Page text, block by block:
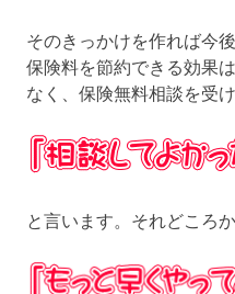
そのきっかけを作れば今
保険料を節約できる効果
なく、保険無料相談を受
と言います。それどころか